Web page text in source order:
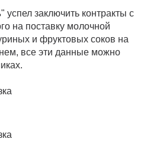
успел заключить контракты с
на поставку молочной
и фруктовых соков на
все эти данные можно